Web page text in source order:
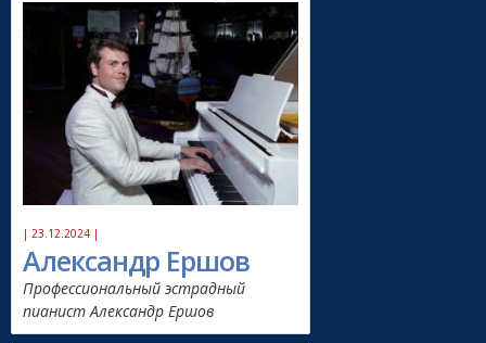
| 23.12.2024 |
Александр Ершов
Профессиональный эстрадный
пианист Александр Ершов